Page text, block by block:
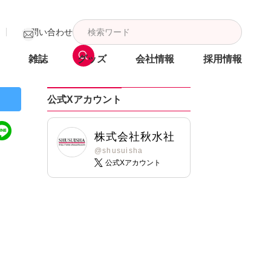
お問い合わせ
雑誌 グッズ 会社情報 採用情報
公式Xアカウント
株式会社秋水社
@shusuisha
公式Xアカウント